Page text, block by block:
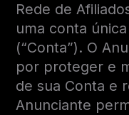
Rede de
uma conta
(“Conta”). O
por proteger e
de sua Conta e
Anunciante